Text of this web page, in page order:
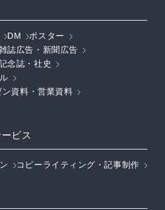
DM
ポスター
誌広告・新聞広告
念誌・社史
資料・営業資料
ビス
コピーライティング・記事制作